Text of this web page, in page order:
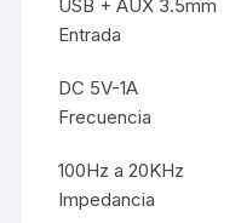
USB + AUX 3.5mm
Entrada
DC 5V-1A
Frecuencia
100Hz a 20KHz
Impedancia